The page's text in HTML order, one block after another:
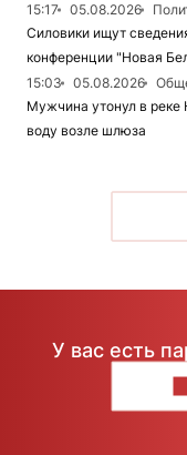
15:17
05.08.2026
Силовики ищут
конференции "Новая
15:03
05.08.2026
Мужчина утонул в реке
воду возле шлюза
У вас есть